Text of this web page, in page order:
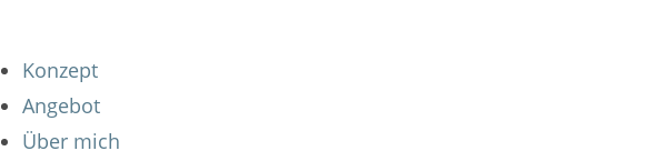
Konzept
Angebot
Über mich